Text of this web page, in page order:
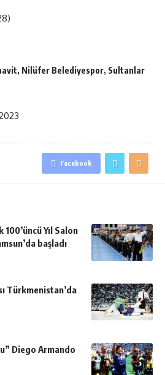
, Nilüfer Belediyespor, Sultanlar
Facebook
Yıl Salon
başladı
Türkmenistan’da
Diego Armando